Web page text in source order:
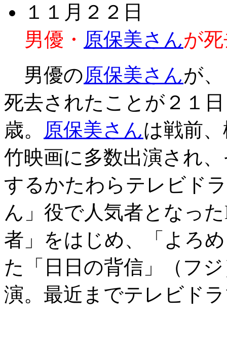
１１月２２日
男優・ 原保美さんが
男優の原保美さんが
死去されたことが２１
歳。 原保美さんは戦前
竹映画に多数出演され
するかたわらテレビド
ん」役で人気者となっ
者」をはじめ、「よろ
た「日日の背信」（フ
演。最近までテレビド